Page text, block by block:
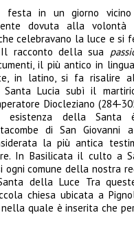
festa in un giorno
dovuta alla volontà
celebravano la luce e si
racconto della sua
il più antico in
in latino, si fa risalire
Santa Lucia subì il
Diocleziano (284-
esistenza della
di San Giovanni
la più antica
In Basilicata il culto a
comune della nostra
della Luce Tra
chiesa ubicata a
quale è inserita che